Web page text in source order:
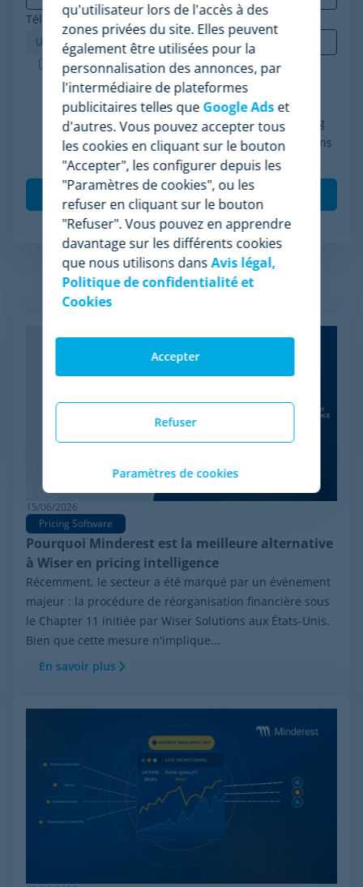
Téléphone*
Minderest est une entreprise certifiée ISO-27001.
J'accepte le traitement de mes données
conformément à la politique de confidentialité, je
consens à recevoir des communications marketing
de Minderest et je comprends que mes interactions
(ouvertures et clics) seront mesurées pour per
Articles apparentés
15/06/2026
Pricing Software
Pourquoi Minderest est la meilleure alternative
à Wiser en pricing intelligence
Récemment, le secteur a été marqué par un événement
majeur : la procédure de réorganisation financière sous
le Chapter 11 initiée par Wiser Solutions aux États-Unis.
Bien que cette mesure n'implique...
En savoir plus
qu'utilisateur lors de l'accès à des
zones privées du site. Elles peuvent
également être utilisées pour la
personnalisation des annonces, par
l'intermédiaire de plateformes
publicitaires telles que Google Adset
d'autres. Vous pouvez accepter tous
les cookies en cliquant sur le bouton
"Accepter", les configurer depuis les
"Paramètres de cookies", ou les
refuser en cliquant sur le bouton
"Refuser". Vous pouvez en apprendre
davantage sur les différents cookies
que nous utilisons dansAvis légal,
Politique de confidentialité et
Cookies
Refuser
Accepter
Paramètres de cookies